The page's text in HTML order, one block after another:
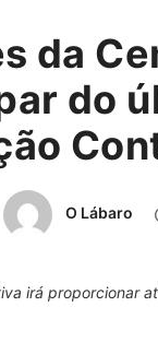
da
do
O Lábaro
irá proporcionar